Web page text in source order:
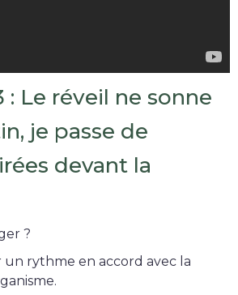
: Le réveil ne sonne
je passe de
devant la
?
un rythme en accord avec la